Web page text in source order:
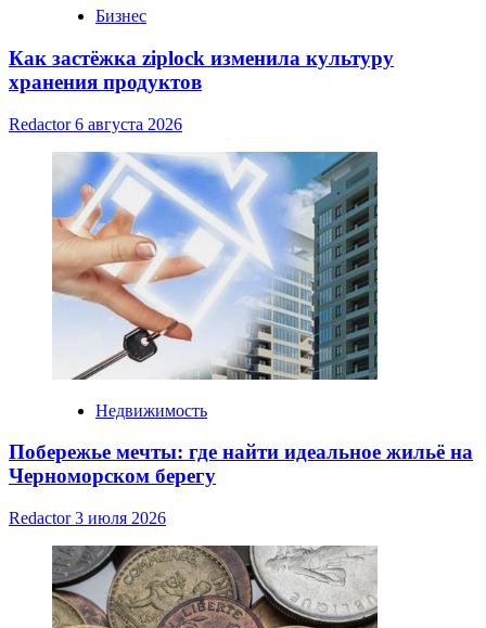
Бизнес
Как застёжка ziplock изменила культуру
хранения продуктов
Redactor6 августа 2026
Недвижимость
Побережье мечты: где найти идеальное жильё на
Черноморском берегу
Redactor3 июля 2026